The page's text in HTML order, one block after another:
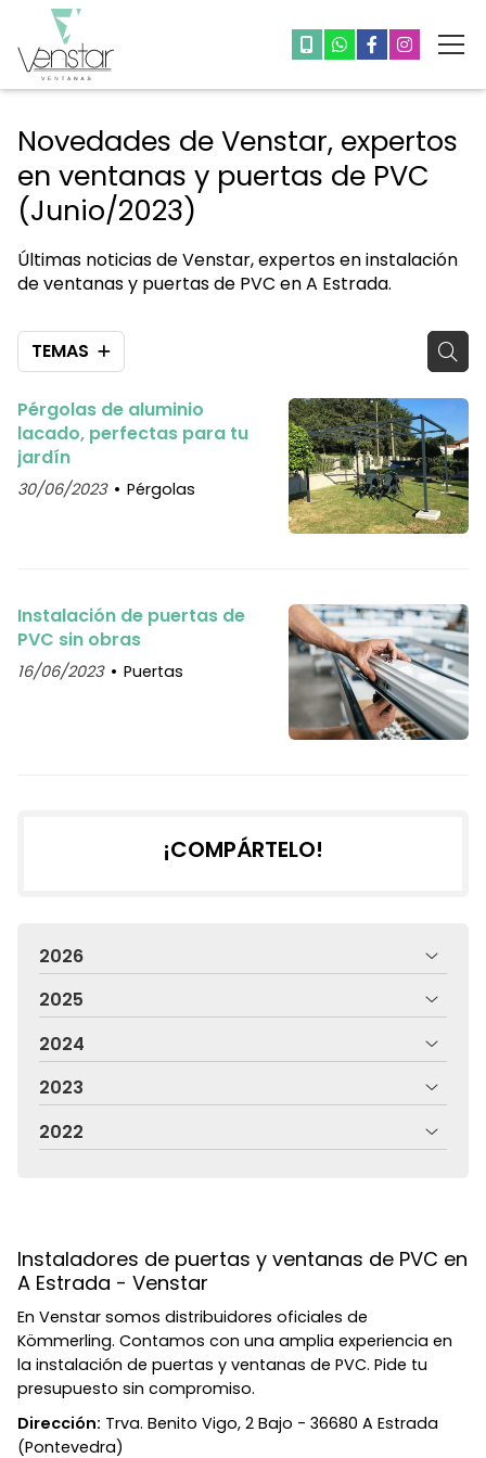
Novedades de Venstar, expertos
en ventanas y puertas de PVC
(Junio/2023)
Últimas noticias de Venstar, expertos en instalación
de ventanas y puertas de PVC en A Estrada.
TEMAS
Pérgolas de aluminio
lacado, perfectas para tu
jardín
30/06/2023 Pérgolas
Instalación de puertas de
PVC sin obras
16/06/2023 Puertas
¡COMPÁRTELO!
2026
2025
2024
2023
2022
Instaladores de puertas y ventanas de PVC en
A Estrada - Venstar
En Venstar somos distribuidores oficiales de
Kömmerling. Contamos con una amplia experiencia en
la instalación de puertas y ventanas de PVC. Pide tu
presupuesto sin compromiso.
Dirección: Trva. Benito Vigo, 2 Bajo - 36680 A Estrada
(Pontevedra)